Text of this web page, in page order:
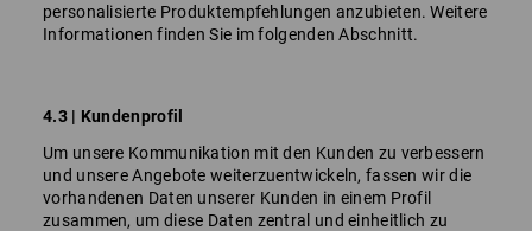
personalisierte Produktempfehlungen anzubieten. Weitere
Informationen finden Sie im folgenden Abschnitt.
4.3 | Kundenprofil
Um unsere Kommunikation mit den Kunden zu verbessern
und unsere Angebote weiterzuentwickeln, fassen wir die
vorhandenen Daten unserer Kunden in einem Profil
zusammen, um diese Daten zentral und einheitlich zu